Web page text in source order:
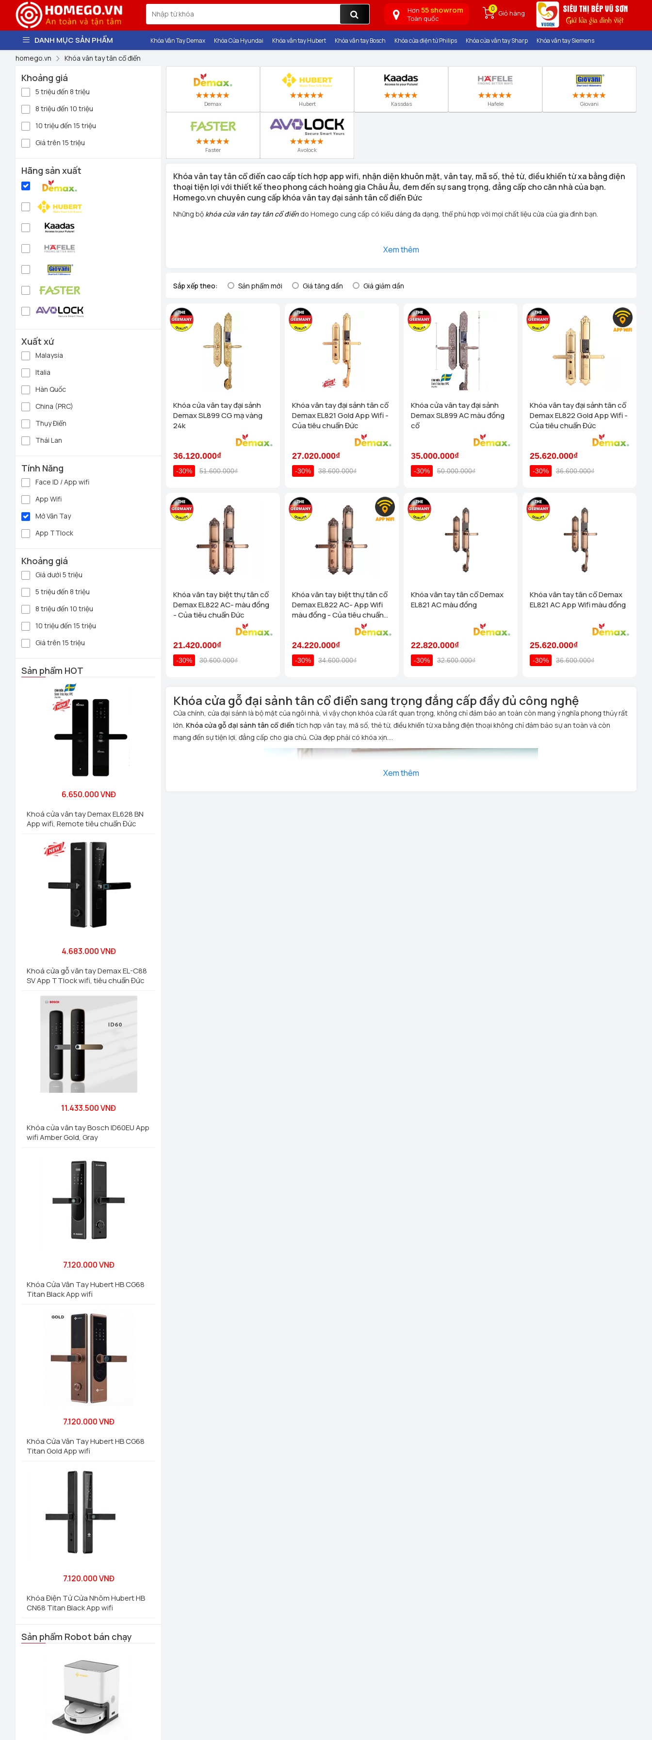
Hơn 55 showrom
Toàn quốc
0
Giỏ hàng
DANH MỤC SẢN PHẨM Khóa Vân Tay Demax Khóa Cửa Hyundai Khóa vân tay Hubert Khóa vân tay Bosch Khóa cửa điện tử Philips Khóa cửa vân tay Sharp Khóa vân tay Siemens
homego.vn Khóa vân tay tân cổ điển
Khoảng giá
5 triệu đến 8 triệu
8 triệu đến 10 triệu
10 triệu đến 15 triệu
Giá trên 15 triệu
Hãng sản xuất
Xuất xứ
Malaysia
Italia
Hàn Quốc
China (PRC)
Thụy Điển
Thái Lan
Tính Năng
Face ID / App wifi
App Wifi
Mở Vân Tay
App TTlock
Khoảng giá
Giá dưới 5 triệu
5 triệu đến 8 triệu
8 triệu đến 10 triệu
10 triệu đến 15 triệu
Giá trên 15 triệu
Sản phẩm HOT
6.650.000 VNĐ
Khoá cửa vân tay Demax EL628 BN
App wifi, Remote tiêu chuẩn Đức
4.683.000 VNĐ
Khoá cửa gỗ vân tay Demax EL-C88
SV App TTlock wifi, tiêu chuẩn Đức
11.433.500 VNĐ
Khóa cửa vân tay Bosch ID60EU App
wifi Amber Gold, Gray
7.120.000 VNĐ
Khóa Cửa Vân Tay Hubert HB CG68
Titan Black App wifi
7.120.000 VNĐ
Khóa Cửa Vân Tay Hubert HB CG68
Titan Gold App wifi
7.120.000 VNĐ
Khóa Điện Tử Cửa Nhôm Hubert HB
CN68 Titan Black App wifi
Sản phẩm Robot bán chạy
Demax Hubert Kassdas Hafele Giovani
Faster Avolock
Khóa vân tay tân cổ điển cao cấp tích hợp app wifi, nhận diện khuôn mặt, vân tay, mã số, thẻ từ, điều khiển từ xa bằng điện
thoại tiện lợi với thiết kế theo phong cách hoàng gia Châu Âu, đem đến sự sang trọng, đẳng cấp cho căn nhà của bạn.
Homego.vn chuyên cung cấp khóa vân tay đại sảnh tân cổ điển Đức
Những bộ khóa cửa vân tay tân cổ điển do Homego cung cấp có kiểu dáng đa dạng, thể phù hợp với mọi chất liệu cửa của gia đình bạn.
Xem thêm
Sắp xếp theo: Sản phẩm mới Giá tăng dần Giá giảm dần
Khóa cửa vân tay đại sảnh
Demax SL899 CG mạ vàng
24k
36.120.000₫
-30% 51.600.000₫
Khóa vân tay đại sảnh tân cổ
Demax EL821 Gold App Wifi -
Của tiêu chuẩn Đức
27.020.000₫
-30% 38.600.000₫
Khóa cửa vân tay đại sảnh
Demax SL899 AC màu đồng
cổ
35.000.000₫
-30% 50.000.000₫
Khóa vân tay đại sảnh tân cổ
Demax EL822 Gold App Wifi -
Của tiêu chuẩn Đức
25.620.000₫
-30% 36.600.000₫
Khóa vân tay biệt thự tân cổ
Demax EL822 AC- màu đồng
- Của tiêu chuẩn Đức
21.420.000₫
-30% 30.600.000₫
Khóa vân tay biệt thự tân cổ
Demax EL822 AC- App Wifi
màu đồng - Của tiêu chuẩn
24.220.000₫
-30% 34.600.000₫
Khóa vân tay tân cổ Demax
EL821 AC màu đồng
22.820.000₫
-30% 32.600.000₫
Khóa vân tay tân cổ Demax
EL821 AC App Wifi màu đồng
25.620.000₫
-30% 36.600.000₫
Khóa cửa gỗ đại sảnh tân cổ điển sang trọng đẳng cấp đầy đủ công nghệ
Cửa chính, cửa đại sảnh là bộ mặt của ngôi nhà, vì vậy chọn khóa cửa rất quan trọng, không chỉ đảm bảo an toàn còn mang ý nghĩa phong thủy rất
lớn. Khóa cửa gỗ đại sảnh tân cổ điển tích hợp vân tay, mã số, thẻ từ, điều khiển từ xa bằng điện thoại không chỉ đảm bảo sự an toàn và còn
mang đến sự tiện lợi, đẳng cấp cho gia chủ. Cửa đẹp phải có khóa xịn....
Xem thêm